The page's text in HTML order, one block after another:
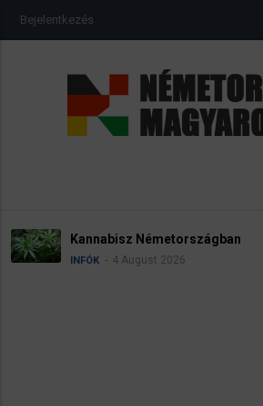
USER
ACCOUNT
Bejelentkezés
Kannabisz Németországban
INFÓK 4 August 2026